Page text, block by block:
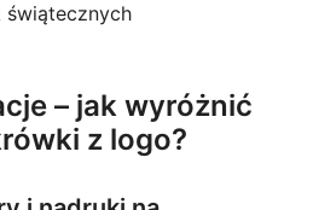
– jak wyróżnić
z logo?